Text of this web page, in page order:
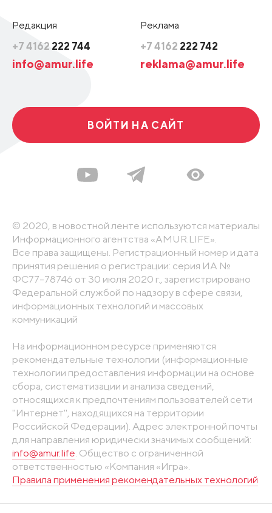
Редакция
+7 4162 222 744
info@amur.life
Реклама
+7 4162 222 742
reklama@amur.life
ВОЙТИ НА САЙТ
© 2020, в новостной ленте используются материалы
Информационного агентства «AMUR.LIFE».
Все права защищены. Регистрационный номер и дата
принятия решения о регистрации: серия ИА №
ФС77-78746 от 30 июля 2020 г., зарегистрировано
Федеральной службой по надзору в сфере связи,
информационных технологий и массовых
коммуникаций
На информационном ресурсе применяются
рекомендательные технологии (информационные
технологии предоставления информации на основе
сбора, систематизации и анализа сведений,
относящихся к предпочтениям пользователей сети
"Интернет", находящихся на территории
Российской Федерации). Адрес электронной почты
для направления юридически значимых сообщений:
info@amur.life . Общество с ограниченной
ответственностью «Компания «Игра».
Правила применения рекомендательных технологий